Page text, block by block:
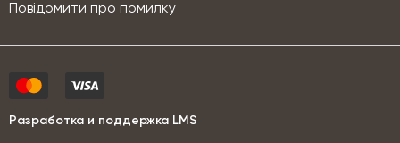
Повідомити про помилку
Разработка и поддержка LMS